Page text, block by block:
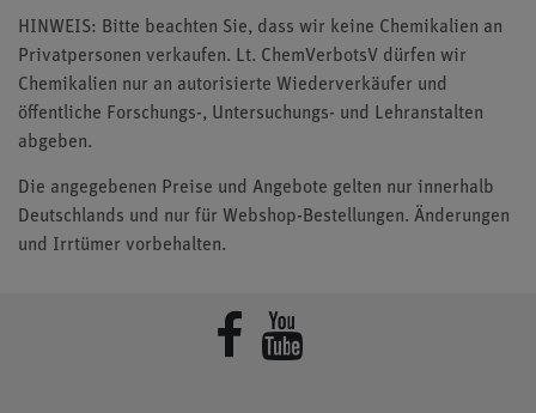
HINWEIS: Bitte beachten Sie, dass wir keine Chemikalien an
Privatpersonen verkaufen. Lt. ChemVerbotsV dürfen wir
Chemikalien nur an autorisierte Wiederverkäufer und
öffentliche Forschungs-, Untersuchungs- und Lehranstalten
abgeben.
Die angegebenen Preise und Angebote gelten nur innerhalb
Deutschlands und nur für Webshop-Bestellungen. Änderungen
und Irrtümer vorbehalten.